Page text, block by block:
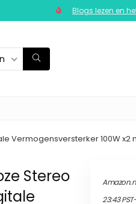
Blogs lezen en
Vermogensversterker 100W x2
Stereo
23:43